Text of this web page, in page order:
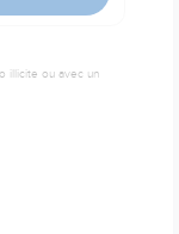
illicite ou avec un